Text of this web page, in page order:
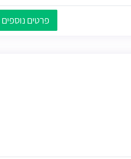
פרטים נוספים